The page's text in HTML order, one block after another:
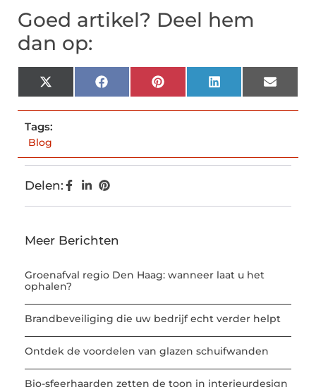
Goed artikel? Deel hem
dan op:
X
(Twitter)
FacebookPinterestLinkedInEmail
Tags:
Blog
Delen:
Meer Berichten
Groenafval regio Den Haag: wanneer laat u het
ophalen?
Brandbeveiliging die uw bedrijf echt verder helpt
Ontdek de voordelen van glazen schuifwanden
Bio-sfeerhaarden zetten de toon in interieurdesign